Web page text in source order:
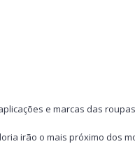
e marcas das
irão o mais próximo